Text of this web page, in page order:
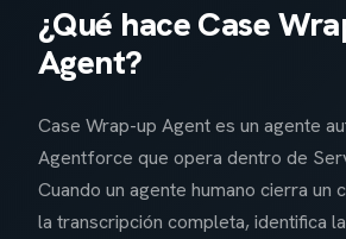
¿Qué hace Case
Agent?
Case Wrap-up Agent es un agente
Agentforce que opera dentro de
Cuando un agente humano cierra un
la transcripción completa, identifica